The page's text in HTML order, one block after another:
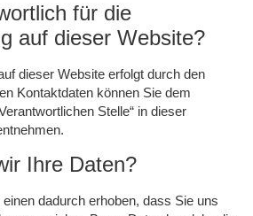
für die
auf dieser Website?
dieser Website erfolgt durch den
Kontaktdaten können Sie dem
Stelle“ in dieser
Ihre Daten?
dadurch erhoben, dass Sie uns